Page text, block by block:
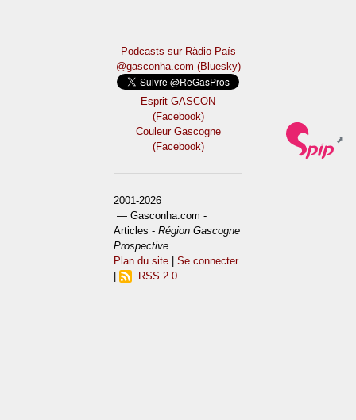
Podcasts sur Ràdio País
@gasconha.com (Bluesky)
Esprit GASCON
(Facebook)
Couleur Gascogne
(Facebook)
2001-2026
— Gasconha.com -
Articles -Région Gascogne
Prospective
Plan du site |Se connecter
RSS 2.0